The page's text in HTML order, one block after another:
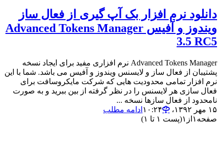
دانلود نرم افزار بک آپ گیری از فعال ساز
ویندوز و آفیس Advanced Tokens Manager
3.5 RC5
Advanced Tokens Manager نرم افزاری مفید برای ایجاد نسخه
پشتیبان از فعال ساز و لایسنس ویندوز و آفیس می باشد. شما با این
نرم افزار تمامی محدودیت هایی که شرکت مایکروسافت برای
فعال سازی هر لایسنس را در نظر گرفته از بین ببرید و به صورت
نامحدود از فعال سازها نسخه ...
۱۵ مهر ۱۳۹۲،‏ ۱۰:۲۴
ادامه مطلب
صفحه ۱ از ۱(پست ۱ تا ۱)